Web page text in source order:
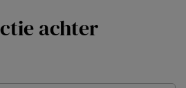
achter